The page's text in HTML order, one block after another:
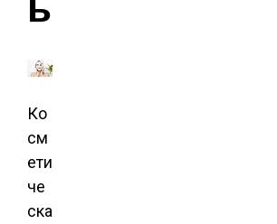
Ко
см
ети
че
ска